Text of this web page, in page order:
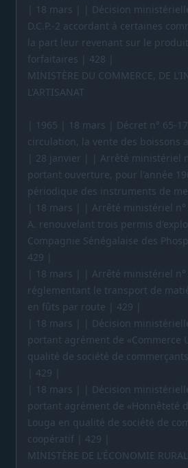
| 18 mars | | Décision
D.C.P.-2 accordant à certaines
la part leur revenant sur le
forfaitaires | 428 |
MINISTÈRE DU COMMERCE, DE
L'ARTISANAT
| 1965 | 18 mars | Décret n° 65-
circulation, la vente des boissons
| 28 janvier | | Arrêté ministériel
portant ouverture, pour l'année
périodique des instruments de
| 18 mars | | Arrêté ministériel n°
A. renouvelant trois permis
Compagnie Sénégalaise des
429 |
| 18 mars | | Arrêté ministériel n°
réglementant le transport de
en fûts par route | 429 |
| 18 mars | | Décision
portant agrément de «Commerce
qualité de société de
| 429 |
| 18 mars | | Décision
portant agrément de «Honnêteté
Louga en qualité de société de
coopératif | 429 |
MINISTÈRE DE L'ÉCONOMIE